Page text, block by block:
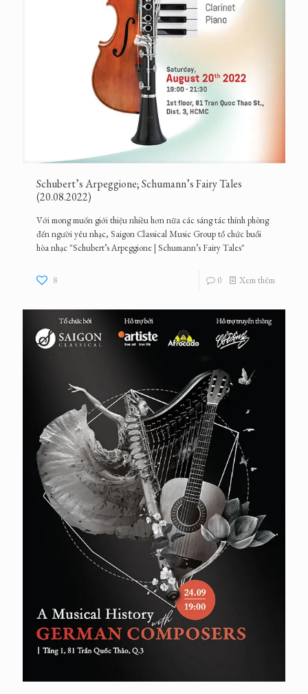
Schubert’s Arpeggione; Schumann’s Fairy Tales
(20.08.2022)
Với mong muốn giới thiệu nhiều hơn nữa các sáng tác thính phòng
đến người yêu nhạc, Saigon Classical Music Group tổ chức buổi
hòa nhạc "Schubert’s Arpeggione | Schumann’s Fairy Tales"
8 0 Xem thêm